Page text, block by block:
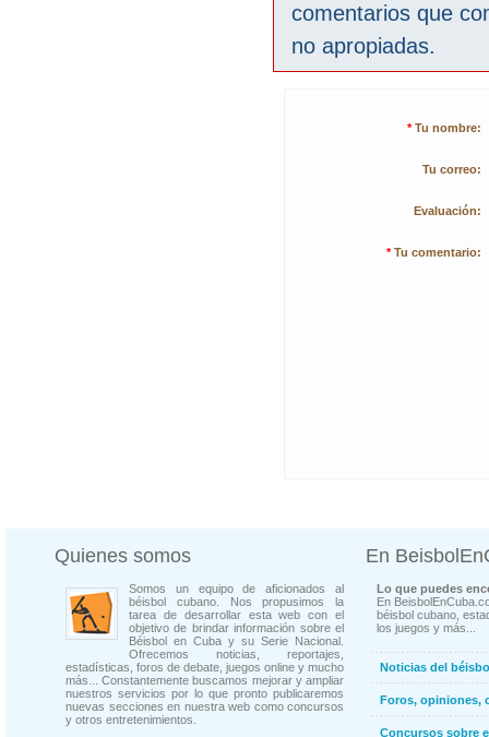
comentarios que
no apropiadas.
* Tu nombre:
Tu correo:
Evaluación:
* Tu comentario:
Quienes somos
Somos un equipo de aficionados al
béisbol cubano. Nos propusimos la
tarea de desarrollar esta web con el
objetivo de brindar información sobre el
Béisbol en Cuba y su Serie Nacional.
Ofrecemos noticias, reportajes,
estadísticas, foros de debate, juegos online y mucho
más... Constantemente buscamos mejorar y ampliar
nuestros servicios por lo que pronto publicaremos
nuevas secciones en nuestra web como concursos
y otros entretenimientos.
En
Lo que puedes
En
béisbol cubano,
los juegos y más...
Noticias del
Foros, opiniones,
Concursos sobre